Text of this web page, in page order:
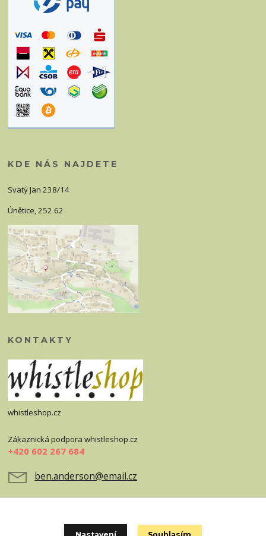
KDE NÁS NAJDETE
Svatý Jan 238/14
Únětice, 252 62
KONTAKTY
whistleshop.cz
Zákaznická podpora whistleshop.cz
+420 602 267 684
ben.anderson@email.cz